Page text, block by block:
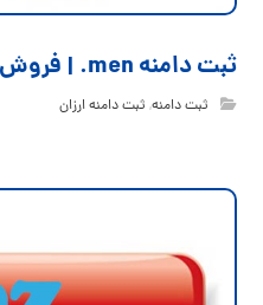
ثبت دامنه men. | فروش دامین men
ثبت دامنه, ثبت دامنه ارزان